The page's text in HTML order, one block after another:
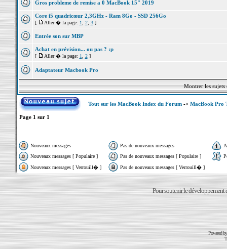
Gros probleme de remise a 0 MacBook 15" 2019
Core i5 quadricœur 2,3GHz - Ram 8Go - SSD 256Go
[ Aller � la page: 1 2, 3]
Entrée son sur MBP
Achat en prévision... ou pas ? :p
[ Aller � la page: 1 2]
Adaptateur Macbook Pro
Montrer les
Tout sur les MacBook Index du Forum-> MacBook Pro
Page 1 sur 1
Nouveaux messages Pas de nouveaux messages
Nouveaux messages [ Populaire ]
Pas de nouveaux messages [ Populaire ]
Nouveaux messages [ Verrouill� ]
Pas de nouveaux messages [ Verrouill� ]
Pour soutenir le développement
Powered